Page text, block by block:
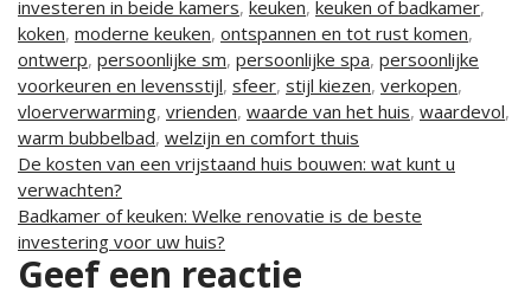
investeren in beide kamers, keuken, keuken of badkamer,
koken, moderne keuken, ontspannen en tot rust komen,
ontwerp, persoonlijke sm, persoonlijke spa, persoonlijke
voorkeuren en levensstijl, sfeer, stijl kiezen, verkopen,
vloerverwarming, vrienden, waarde van het huis, waardevol,
warm bubbelbad, welzijn en comfort thuis
Berichtnavigatie
De kosten van een vrijstaand huis bouwen: wat kunt u
verwachten?
Badkamer of keuken: Welke renovatie is de beste
investering voor uw huis?
Geef een reactie